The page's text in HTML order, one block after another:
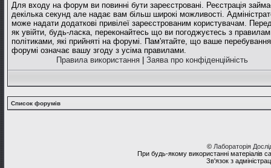
Для входу на форум ви повинні бути зареєстровані. Реєстрація
декілька секунд але надає вам більш широкі можливості.
може надати додаткові привілеї зареєстрованим користувачам.
як увійти, будь-ласка, переконайтесь що ви погоджуєтесь з
політиками, які прийняті на форумі. Пам'ятайте, що ваше
форумі означає вашу згоду з усіма правилами.
Правила використання
Заява про конфіденційність
Список форумів
© Лабораторія
При будь-якому використанні матеріалів
Зв'язок з